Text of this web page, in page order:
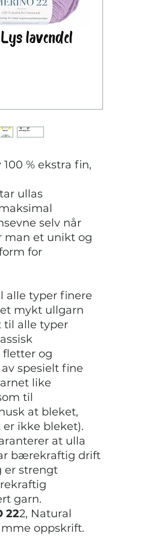
% ekstra fin,
ullas
selv når
man et unikt og
for
alle typer finere
mykt ullgarn
til alle typer
og
spesielt fine
like
til
at bleket,
ikke bleket).
at ulla
bærekraftig drift
er strengt
garn.
222, Natural
oppskrift.